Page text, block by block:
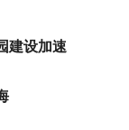
建设加速